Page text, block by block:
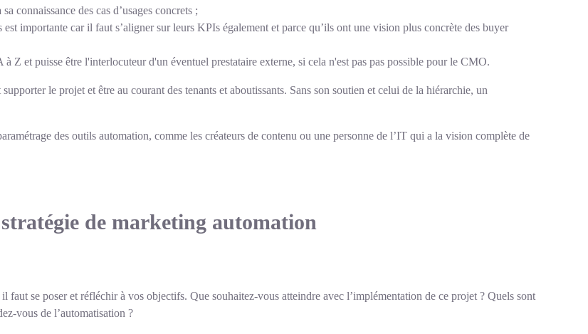
connaissance des cas d’usages concrets ;
est importante car il faut s’aligner sur leurs KPIs également et parce qu’ils ont une vision plus concrète des buyer
Z et puisse être l'interlocuteur d'un éventuel prestataire externe, si cela n'est pas pas possible pour le CMO.
le projet et être au courant des tenants et aboutissants. Sans son soutien et celui de la hiérarchie, un
des outils automation, comme les créateurs de contenu ou une personne de l’IT qui a la vision complète de
de marketing automation
se poser et réfléchir à vos objectifs. Que souhaitez-vous atteindre avec l’implémentation de ce projet ? Quels sont
vous de l’automatisation ?